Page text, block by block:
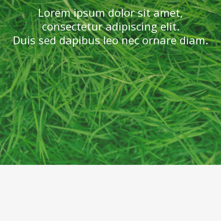
Lorem ipsum dolor sit amet,
consectetur adipiscing elit.
Duis sed dapibus leo nec ornare diam.